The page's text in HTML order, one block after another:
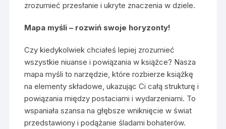
zrozumieć przesłanie i ukryte znaczenia w dziele.
Mapa myśli – rozwiń swoje horyzonty!
Czy kiedykolwiek chciałeś lepiej zrozumieć
wszystkie niuanse i powiązania w książce? Nasza
mapa myśli to narzędzie, które rozbierze książkę
na elementy składowe, ukazując Ci całą strukturę i
powiązania między postaciami i wydarzeniami. To
wspaniała szansa na głębsze wniknięcie w świat
przedstawiony i podążanie śladami bohaterów.